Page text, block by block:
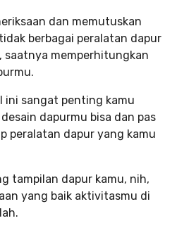
dan memutuskan
berbagai peralatan dapur
saatnya memperhitungkan
ini sangat penting kamu
dapurmu bisa dan pas
peralatan dapur yang kamu
tampilan dapur kamu, nih,
yang baik aktivitasmu di